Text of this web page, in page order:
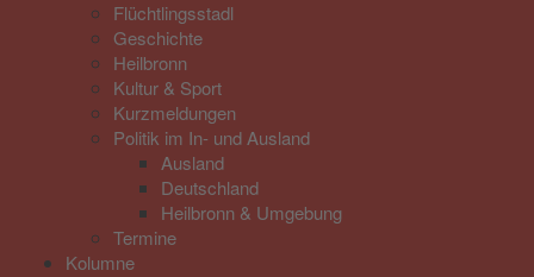
Flüchtlingsstadl
Geschichte
Heilbronn
Kultur & Sport
Kurzmeldungen
Politik im In- und Ausland
Ausland
Deutschland
Heilbronn & Umgebung
Termine
Kolumne